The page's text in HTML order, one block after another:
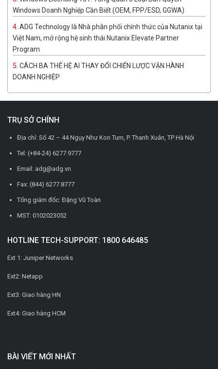
Windows Doanh Nghiệp Cần Biết (OEM, FPP/ESD, GGWA)
ADG Technology là Nhà phân phối chính thức của Nutanix tại
Việt Nam, mở rộng hệ sinh thái Nutanix Elevate Partner
Program
CÁCH BA THẾ HỆ AI THAY ĐỔI CHIẾN LƯỢC VẬN HÀNH
DOANH NGHIỆP
TRỤ SỞ CHÍNH
Địa chỉ: Số 42 – 44 Ngụy Như Kon Tum, P. Thanh Xuân, TP Hà Nội
Tel: (+84-24) 6277.9777
Email: adg@adg.vn
Fax: (844) 6277.8777
Tổng giám đốc: Đặng Vũ Toàn
MST: 0102023052
HOTLINE TECH-SUPPORT: 1800 646485
Ext 1: Juniper Networks
Ext2: Netapp
Ext3: Giao hàng HN
Ext4: Giao hàng HCM
BÀI VIẾT MỚI NHẤT